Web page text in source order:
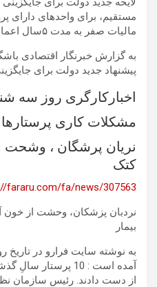
مستقیم، برای واحدهای دارای
مالیات صفر به مدت ۵سال اعمال میشود.
به گزارش خبرنگار اقتصادی
پیشنهاد جدید دولت برای
اخبارکارگری روز سه
مشکلات کاری
نریان پرشگان ، وشحت
کتک
fararu.com/fa/news/307563
نردبان پزشکان، وحشت از خون
بیمار
آمده است : 10
از دست دادند. رئیس سازمان